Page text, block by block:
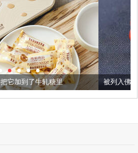
被列入佛家七宝的它到底有多美